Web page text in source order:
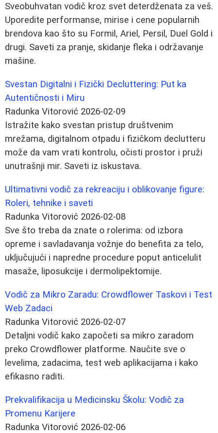
Sveobuhvatan vodič kroz svet deterdženata za veš.
Uporedite performanse, mirise i cene popularnih
brendova kao što su Formil, Ariel, Persil, Duel Gold i
drugi. Saveti za pranje, skidanje fleka i održavanje
mašine.
Svestan Digitalni i Fizički Decluttering: Put ka
Autentičnosti i Miru
Radunka Vitorović 2026-02-09
Istražite kako svestan pristup društvenim
mrežama, digitalnom otpadu i fizičkom declutteru
može da vam vrati kontrolu, očisti prostor i pruži
unutrašnji mir. Saveti iz iskustava.
Ultimativni vodič za rekreaciju i oblikovanje figure:
Roleri, tehnike i saveti
Radunka Vitorović 2026-02-08
Sve što treba da znate o rolerima: od izbora
opreme i savladavanja vožnje do benefita za telo,
uključujući i napredne procedure poput anticelulit
masaže, liposukcije i dermolipektomije.
Vodič za Mikro Zaradu: Crowdflower Taskovi i Test
Web Zadaci
Radunka Vitorović 2026-02-07
Detaljni vodič kako započeti sa mikro zaradom
preko Crowdflower platforme. Naučite sve o
levelima, zadacima, test web aplikacijama i kako
efikasno raditi.
Prekvalifikacija u Medicinsku Školu: Vodič za
Promenu Karijere
Radunka Vitorović 2026-02-06